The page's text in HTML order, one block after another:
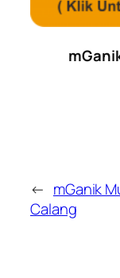
← mGanik
Calang